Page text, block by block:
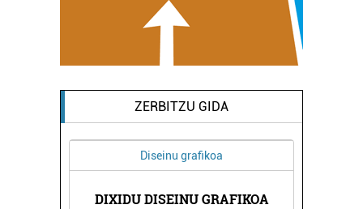
ZERBITZU GIDA
Diseinu grafikoa
DIXIDU DISEINU GRAFIKOA